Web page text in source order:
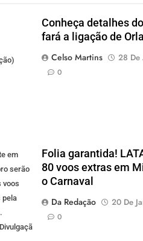
Conheça detalhes
fará a ligação de
Celso Martins
28 De
0
em
serão
voos
pela
Folia garantida!
80 voos extras em
o Carnaval
Da Redação
20 De
0